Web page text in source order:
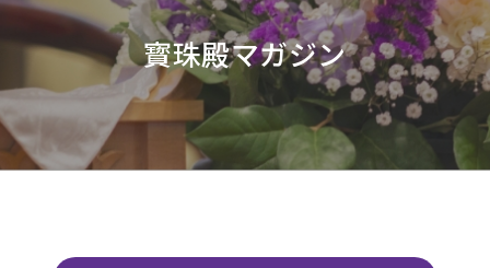
寳珠殿マガジン